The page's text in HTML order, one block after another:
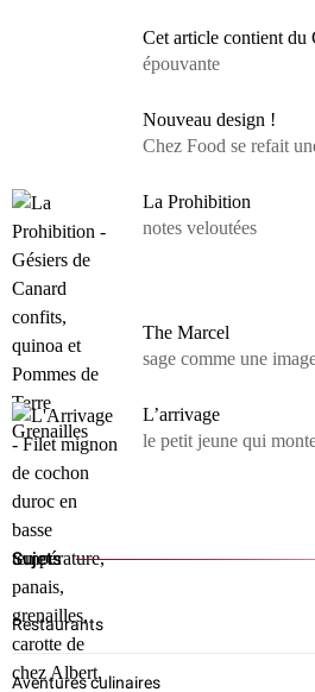
Cet article contient du
épouvante
Nouveau design !
Chez Food se refait
La Prohibition
notes veloutées
The Marcel
sage comme une
L’arrivage
le petit jeune qui
Sujets
Restaurants
Aventures culinaires